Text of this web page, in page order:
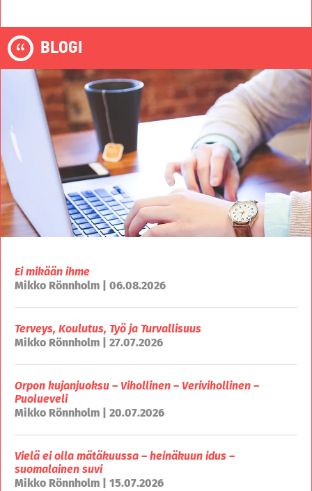
BLOGI
Ei mikään ihme
Mikko Rönnholm | 06.08.2026
Terveys, Koulutus, Työ ja Turvallisuus
Mikko Rönnholm | 27.07.2026
Orpon kujanjuoksu – Vihollinen – Verivihollinen –
Puolueveli
Mikko Rönnholm | 20.07.2026
Vielä ei olla mätäkuussa – heinäkuun idus –
suomalainen suvi
Mikko Rönnholm | 15.07.2026